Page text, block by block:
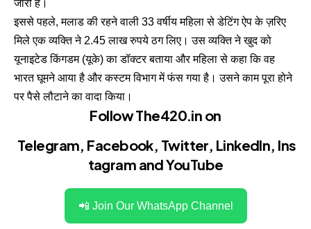
जारी है।
इससे पहले, मलाड की रहने वाली 33 वर्षीय महिला से डेटिंग ऐप के ज़रिए
मिले एक व्यक्ति ने 2.45 लाख रुपये ठग लिए। उस व्यक्ति ने खुद को
यूनाइटेड किंगडम (यूके) का डॉक्टर बताया और महिला से कहा कि वह
भारत घूमने आया है और कस्टम विभाग में फंस गया है। उसने काम पूरा होने
पर पैसे लौटाने का वादा किया।
Follow The420.in on
Telegram, Facebook, Twitter, LinkedIn, Ins
tagram andYouTube
📲 Join Our WhatsApp Channel